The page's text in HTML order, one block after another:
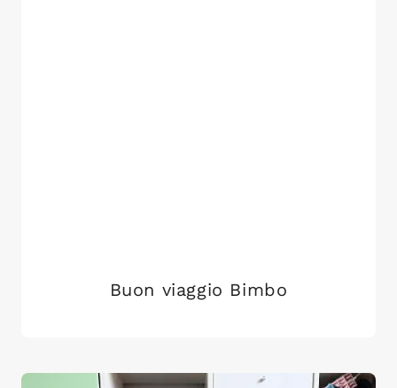
Buon viaggio Bimbo